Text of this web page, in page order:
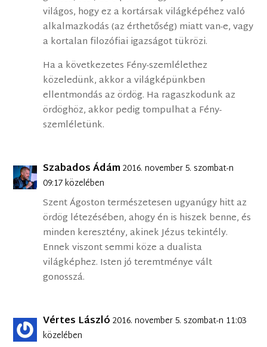
világos, hogy ez a kortársak világképéhez való
alkalmazkodás (az érthetőség) miatt van-e, vagy
a kortalan filozófiai igazságot tükrözi.
Ha a következetes Fény-szemlélethez
közeledünk, akkor a világképünkben
ellentmondás az ördög. Ha ragaszkodunk az
ördöghöz, akkor pedig tompulhat a Fény-
szemléletünk.
Szabados Ádám2016. november 5. szombat-n
09:17 közelében
Szent Ágoston természetesen ugyanúgy hitt az
ördög létezésében, ahogy én is hiszek benne, és
minden keresztény, akinek Jézus tekintély.
Ennek viszont semmi köze a dualista
világképhez. Isten jó teremtménye vált
gonosszá.
Vértes László 2016. november 5. szombat-n 11:03
közelében